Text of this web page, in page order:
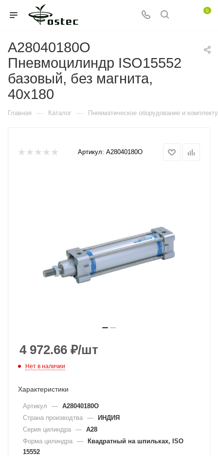
0
A28040180O
Пневмоцилиндр ISO15552
базовый, без магнита,
40x180
Главная — Каталог — Пневматическое оборудование и
Артикул: A28040180O
4 972.66 ₽/шт
Нет в наличии
Характеристики
Артикул — A28040180O
Страна производтва — ИНДИЯ
Серия цилиндра — A28
Форма цилиндра — Квадратный на шпильках, ISO
15552